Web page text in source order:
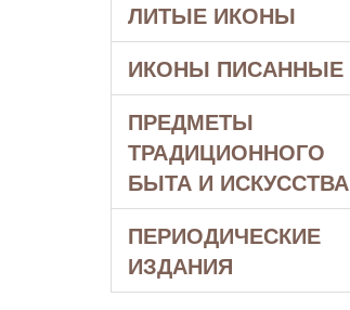
ЛИТЫЕ ИКОНЫ
ИКОНЫ ПИСАННЫЕ
ПРЕДМЕТЫ
ТРАДИЦИОННОГО
БЫТА И ИСКУССТВА
ПЕРИОДИЧЕСКИЕ
ИЗДАНИЯ